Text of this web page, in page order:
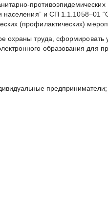
противоэпидемических
и СП 1.1.1058–01
(профилактических)
охраны труда,
образования для
предприниматели;